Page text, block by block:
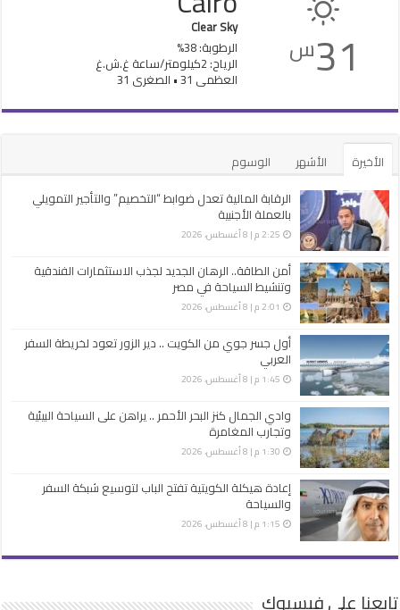
31س
Clear Sky
الرطوبة: 38%
الرياح: 2كيلومتر/ساعة غ.ش.غ
العظمى 31 • الصغرى 31
الأخيرة الأشهر
الوسوم
الرقابة المالية تعدل ضوابط “التخصيم” والتأجير التمويلي
بالعملة الأجنبية
2:25 م | 8 أغسطس، 2026
أمن الطاقة.. الرهان الجديد لجذب الاستثمارات الفندقية
وتنشيط السياحة في مصر
2:01 م | 8 أغسطس، 2026
أول جسر جوي من الكويت .. دير الزور تعود لخريطة السفر
العربي
1:45 م | 8 أغسطس، 2026
وادي الجمال كنز البحر الأحمر .. يراهن على السياحة البيئية
وتجارب المغامرة
1:30 م | 8 أغسطس، 2026
إعادة هيكلة الكويتية تفتح الباب لتوسيع شبكة السفر
والسياحة
1:15 م | 8 أغسطس، 2026
تابعنا على فيسبوك